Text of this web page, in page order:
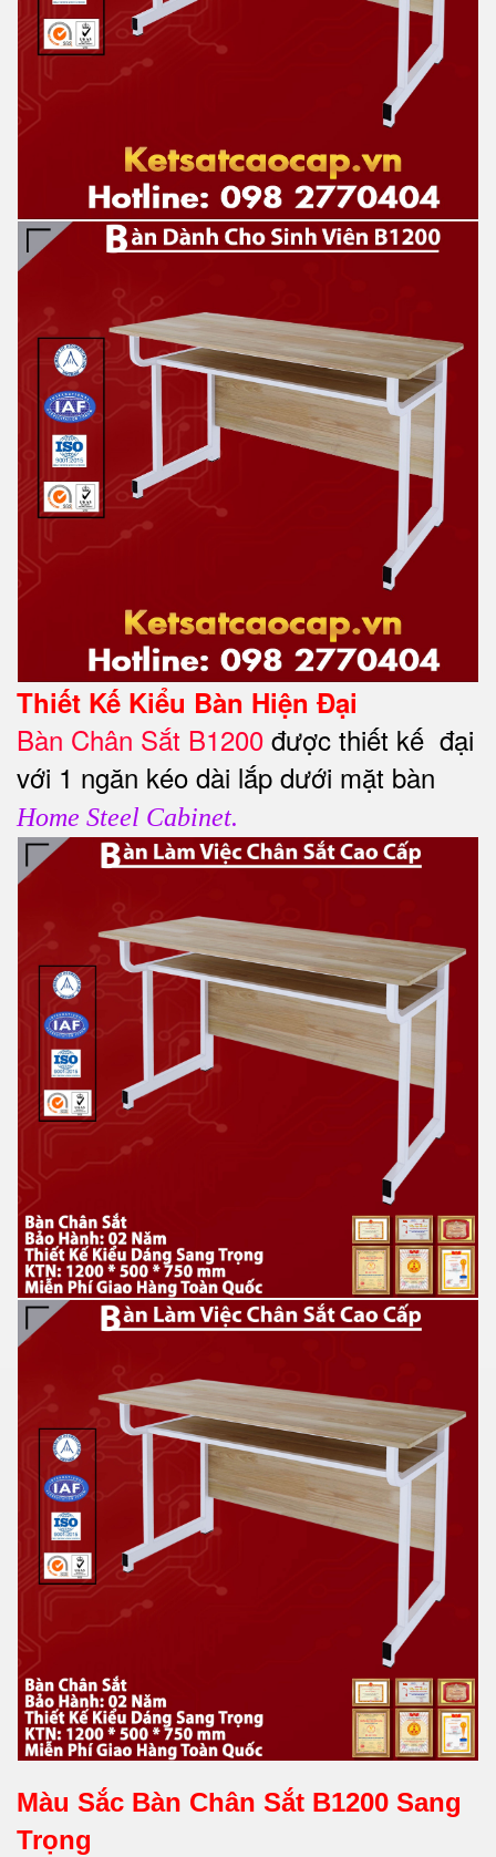
Thiết Kế Kiểu Bàn Hiện Đại
Bàn Chân Sắt B1200 được thiết kế đại
với 1 ngăn kéo dài lắp dưới mặt bàn
Home Steel Cabinet.
Màu Sắc Bàn Chân Sắt B1200 Sang
Trọng